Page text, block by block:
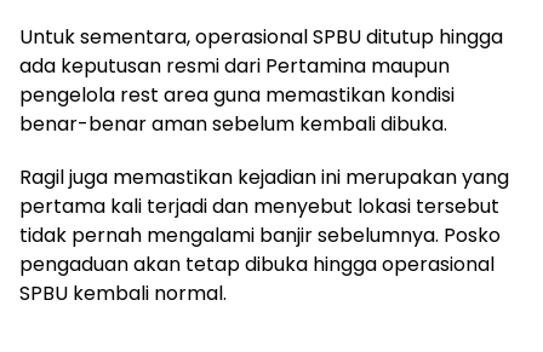
Untuk sementara, operasional SPBU ditutup hingga
ada keputusan resmi dari Pertamina maupun
pengelola rest area guna memastikan kondisi
benar-benar aman sebelum kembali dibuka.
Ragil juga memastikan kejadian ini merupakan yang
pertama kali terjadi dan menyebut lokasi tersebut
tidak pernah mengalami banjir sebelumnya. Posko
pengaduan akan tetap dibuka hingga operasional
SPBU kembali normal.